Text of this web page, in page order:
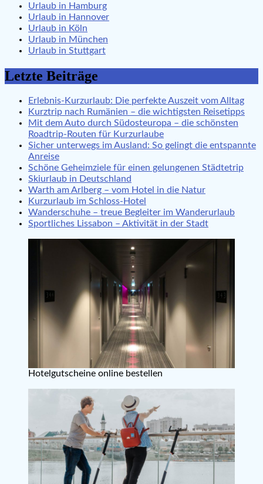
Urlaub in Hamburg
Urlaub in Hannover
Urlaub in Köln
Urlaub in München
Urlaub in Stuttgart
Letzte Beiträge
Erlebnis-Kurzurlaub: Die perfekte Auszeit vom Alltag
Kurztrip nach Rumänien – die wichtigsten Reisetipps
Mit dem Auto durch Südosteuropa – die schönsten
Roadtrip-Routen für Kurzurlaube
Sicher unterwegs im Ausland: So gelingt die entspannte
Anreise
Schöne Geheimziele für einen gelungenen Städtetrip
Skiurlaub in Deutschland
Warth am Arlberg – vom Hotel in die Natur
Kurzurlaub im Schloss-Hotel
Wanderschuhe – treue Begleiter im Wanderurlaub
Sportliches Lissabon – Aktivität in der Stadt
Hotelgutscheine online bestellen